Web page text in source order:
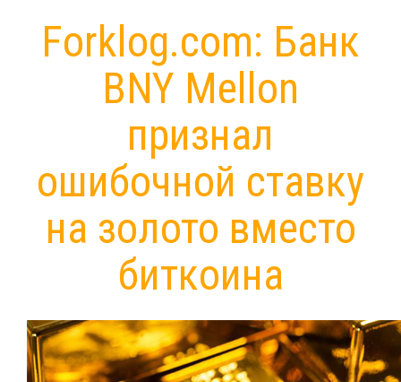
Forklog.com: Банк
BNY Mellon
признал
ошибочной ставку
на золото вместо
биткоина